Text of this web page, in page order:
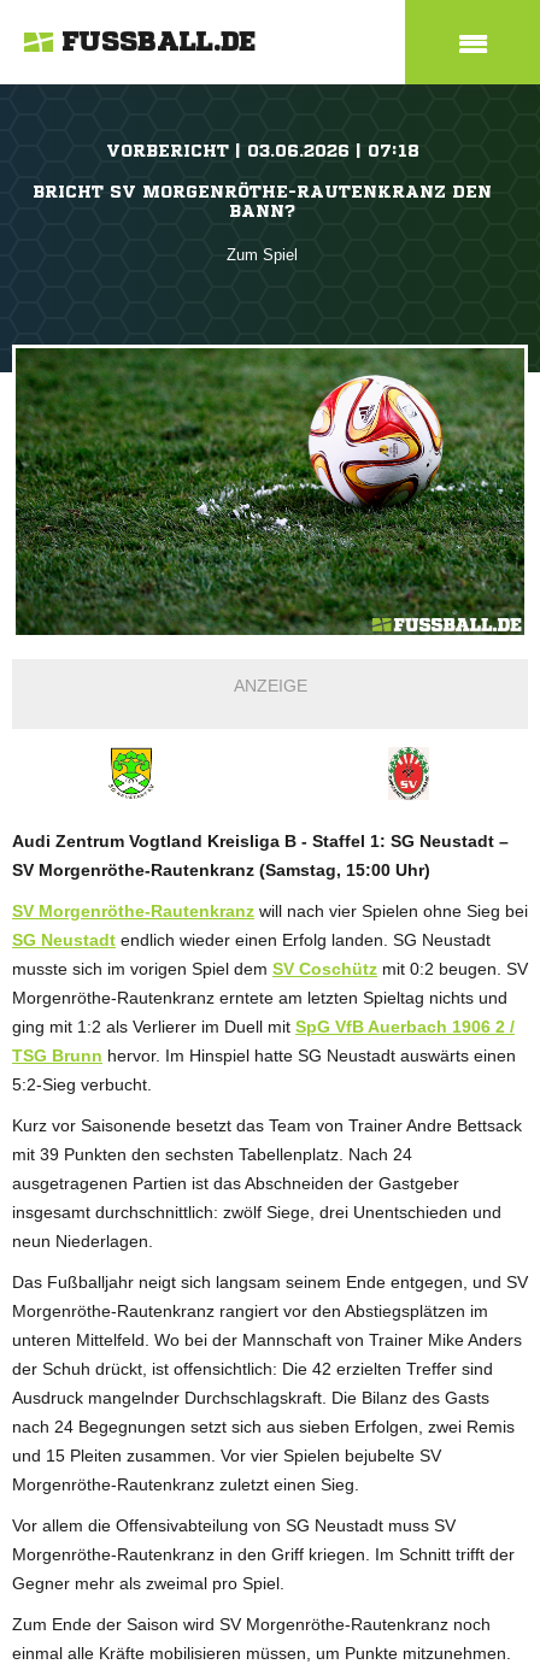
FUSSBALL.DE
VORBERICHT | 03.06.2026 | 07:18
BRICHT SV MORGENRÖTHE-RAUTENKRANZ DEN
BANN?
Zum Spiel
ANZEIGE
Audi Zentrum Vogtland Kreisliga B - Staffel 1: SG Neustadt –
SV Morgenröthe-Rautenkranz (Samstag, 15:00 Uhr)
SV Morgenröthe-Rautenkranz will nach vier Spielen ohne Sieg bei
SG Neustadt endlich wieder einen Erfolg landen. SG Neustadt
musste sich im vorigen Spiel dem SV Coschütz mit 0:2 beugen. SV
Morgenröthe-Rautenkranz erntete am letzten Spieltag nichts und
ging mit 1:2 als Verlierer im Duell mit SpG VfB Auerbach 1906 2 /
TSG Brunn hervor. Im Hinspiel hatte SG Neustadt auswärts einen
5:2-Sieg verbucht.
Kurz vor Saisonende besetzt das Team von Trainer Andre Bettsack
mit 39 Punkten den sechsten Tabellenplatz. Nach 24
ausgetragenen Partien ist das Abschneiden der Gastgeber
insgesamt durchschnittlich: zwölf Siege, drei Unentschieden und
neun Niederlagen.
Das Fußballjahr neigt sich langsam seinem Ende entgegen, und SV
Morgenröthe-Rautenkranz rangiert vor den Abstiegsplätzen im
unteren Mittelfeld. Wo bei der Mannschaft von Trainer Mike Anders
der Schuh drückt, ist offensichtlich: Die 42 erzielten Treffer sind
Ausdruck mangelnder Durchschlagskraft. Die Bilanz des Gasts
nach 24 Begegnungen setzt sich aus sieben Erfolgen, zwei Remis
und 15 Pleiten zusammen. Vor vier Spielen bejubelte SV
Morgenröthe-Rautenkranz zuletzt einen Sieg.
Vor allem die Offensivabteilung von SG Neustadt muss SV
Morgenröthe-Rautenkranz in den Griff kriegen. Im Schnitt trifft der
Gegner mehr als zweimal pro Spiel.
Zum Ende der Saison wird SV Morgenröthe-Rautenkranz noch
einmal alle Kräfte mobilisieren müssen, um Punkte mitzunehmen.